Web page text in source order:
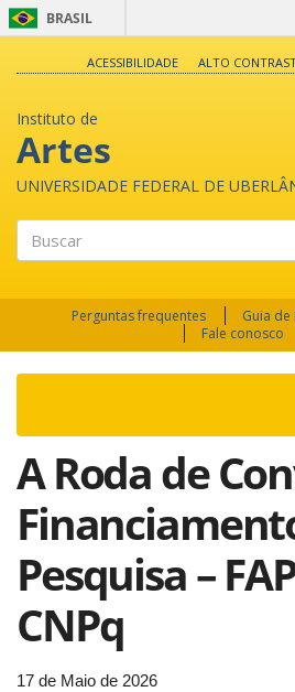
BRASIL
ACESSIBILIDADE ALTO
Instituto de
Artes
UNIVERSIDADE FEDERAL DE
Perguntas frequentes Guia
Fale conosco
A Roda de
Pesquisa –
CNPq
17 de Maio de 2026